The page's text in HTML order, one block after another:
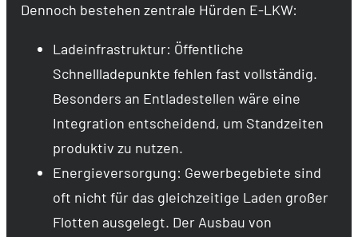
Dennoch bestehen zentrale Hürden E-LKW:
Ladeinfrastruktur: Öffentliche
Schnellladepunkte fehlen fast vollständig.
Besonders an Entladestellen wäre eine
Integration entscheidend, um Standzeiten
produktiv zu nutzen.
Energieversorgung: Gewerbegebiete sind
oft nicht für das gleichzeitige Laden großer
Flotten ausgelegt. Der Ausbau von